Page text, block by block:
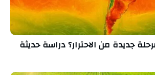
جديدة من الاحترار؟ دراسة حديثة